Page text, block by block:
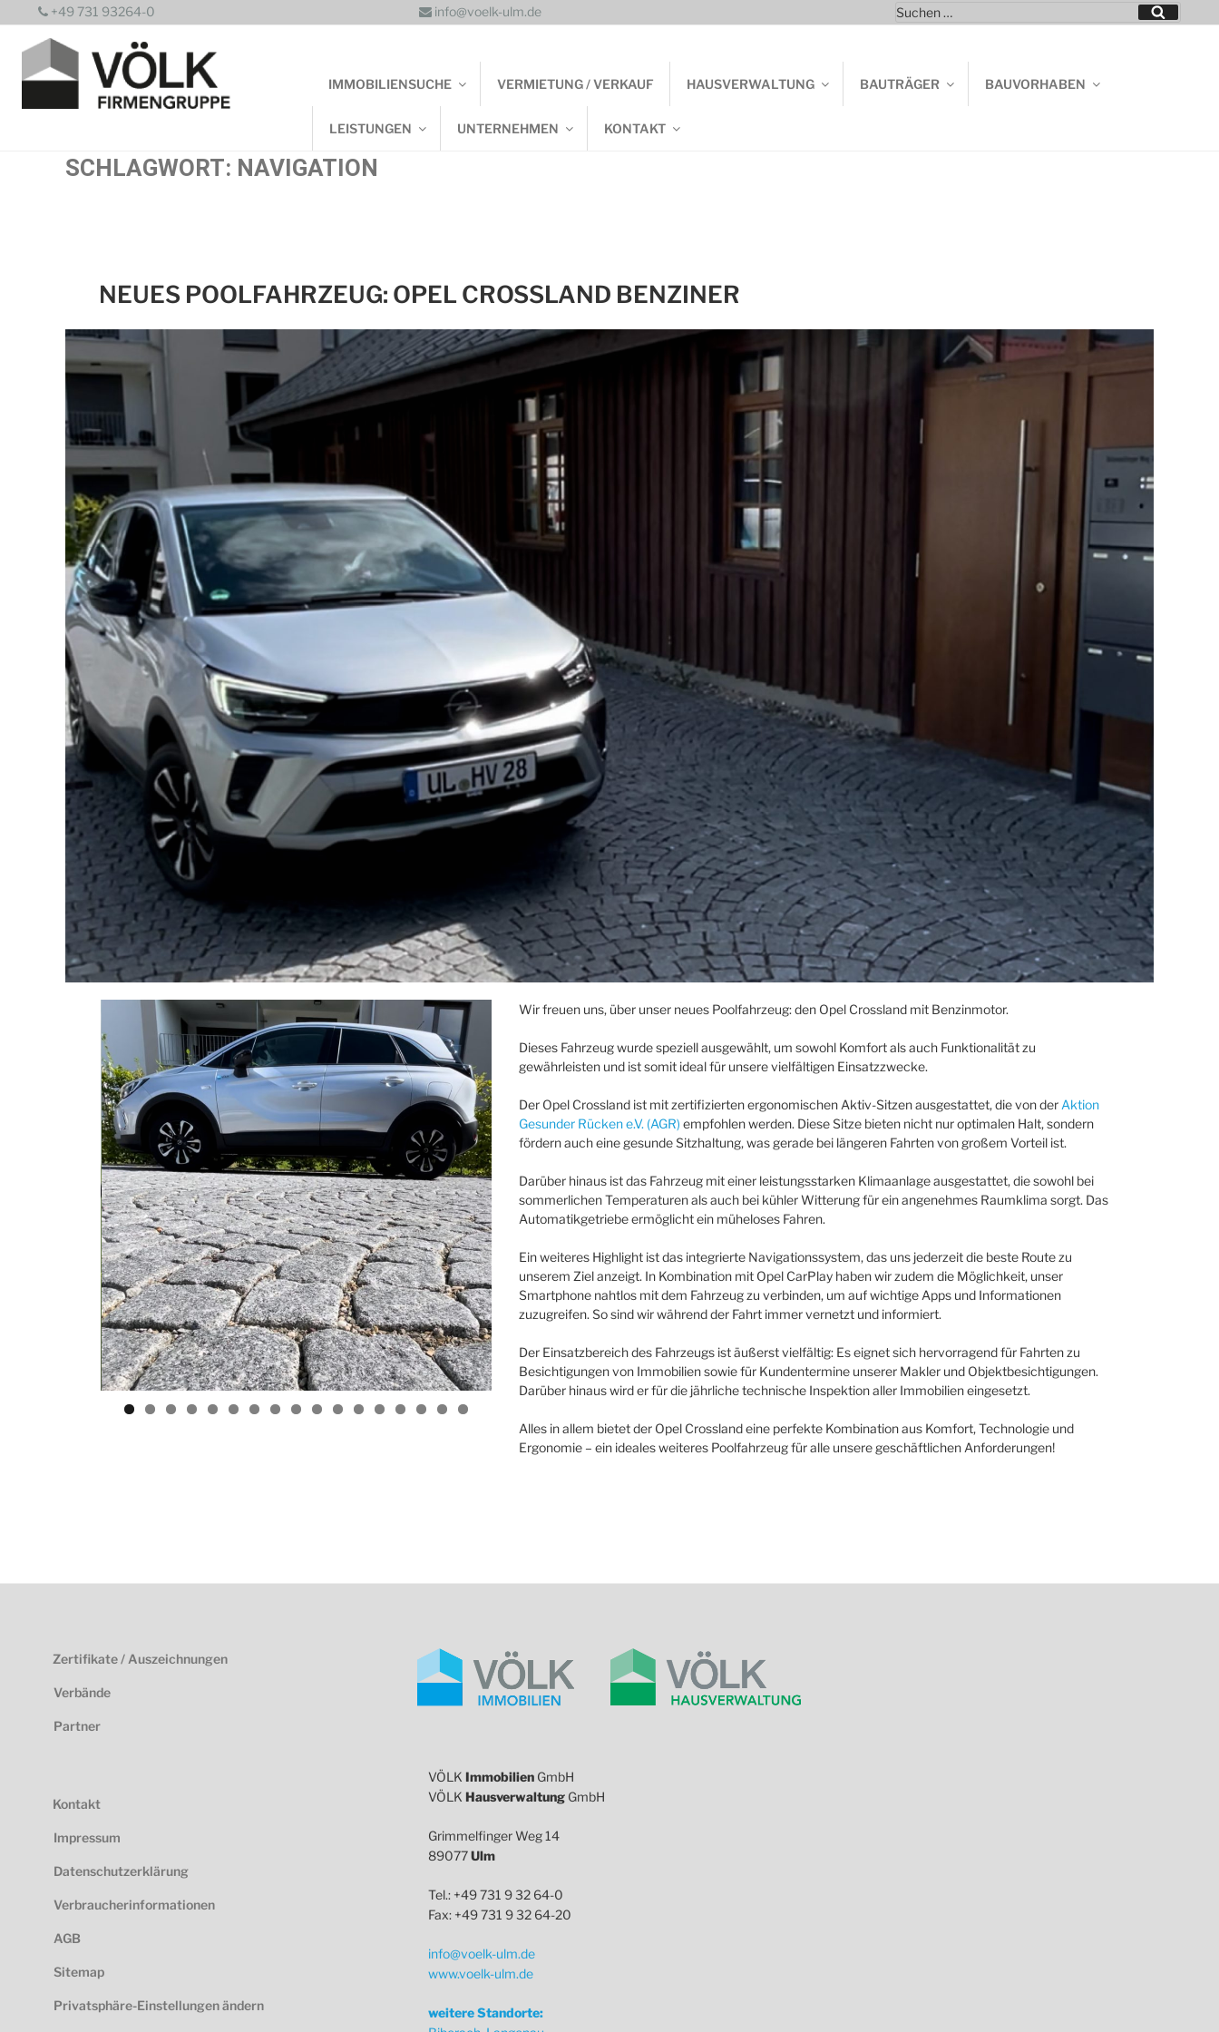
Inhalt
springen
+49 731 93264-0 info@voelk-ulm.de
Suchen
nach:
Suchen
IMMOBILIENSUCHE VERMIETUNG / VERKAUF HAUSVERWALTUNG BAUTRÄGER BAUVORHABEN
LEISTUNGEN UNTERNEHMEN KONTAKT
SCHLAGWORT: NAVIGATION
NEUES POOLFAHRZEUG: OPEL CROSSLAND BENZINER
Wir freuen uns, über unser neues Poolfahrzeug: den Opel Crossland mit Benzinmotor.
Dieses Fahrzeug wurde speziell ausgewählt, um sowohl Komfort als auch Funktionalität zu
gewährleisten und ist somit ideal für unsere vielfältigen Einsatzzwecke.
Der Opel Crossland ist mit zertifizierten ergonomischen Aktiv-Sitzen ausgestattet, die von der Aktion
Gesunder Rücken e.V. (AGR) empfohlen werden. Diese Sitze bieten nicht nur optimalen Halt, sondern
fördern auch eine gesunde Sitzhaltung, was gerade bei längeren Fahrten von großem Vorteil ist.
Darüber hinaus ist das Fahrzeug mit einer leistungsstarken Klimaanlage ausgestattet, die sowohl bei
sommerlichen Temperaturen als auch bei kühler Witterung für ein angenehmes Raumklima sorgt. Das
Automatikgetriebe ermöglicht ein müheloses Fahren.
Ein weiteres Highlight ist das integrierte Navigationssystem, das uns jederzeit die beste Route zu
unserem Ziel anzeigt. In Kombination mit Opel CarPlay haben wir zudem die Möglichkeit, unser
Smartphone nahtlos mit dem Fahrzeug zu verbinden, um auf wichtige Apps und Informationen
zuzugreifen. So sind wir während der Fahrt immer vernetzt und informiert.
Der Einsatzbereich des Fahrzeugs ist äußerst vielfältig: Es eignet sich hervorragend für Fahrten zu
Besichtigungen von Immobilien sowie für Kundentermine unserer Makler und Objektbesichtigungen.
Darüber hinaus wird er für die jährliche technische Inspektion aller Immobilien eingesetzt.
Alles in allem bietet der Opel Crossland eine perfekte Kombination aus Komfort, Technologie und
Ergonomie – ein ideales weiteres Poolfahrzeug für alle unsere geschäftlichen Anforderungen!
Zertifikate / Auszeichnungen
Verbände
Partner
Kontakt
Impressum
Datenschutzerklärung
Verbraucherinformationen
AGB
Sitemap
Privatsphäre-Einstellungen ändern
VÖLK Immobilien GmbH
VÖLK Hausverwaltung GmbH
Grimmelfinger Weg 14
89077Ulm
Tel.: +49 731 9 32 64-0
Fax: +49 731 9 32 64-20
info@voelk-ulm.de
www.voelk-ulm.de
weitere Standorte: